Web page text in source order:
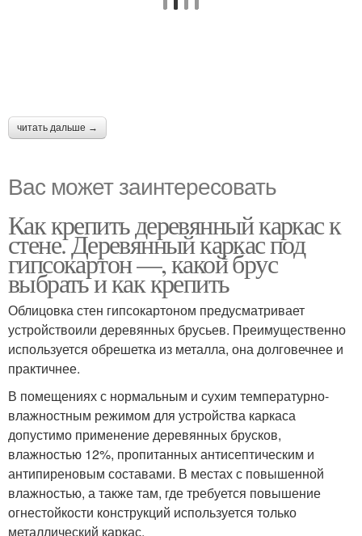
читать дальше →
Вас может заинтересовать
Как крепить деревянный каркас к
стене. Деревянный каркас под
гипсокартон —, какой брус
выбрать и как крепить
Облицовка стен гипсокартоном предусматривает
устройствоили деревянных брусьев. Преимущественно
используется обрешетка из металла, она долговечнее и
практичнее.
В помещениях с нормальным и сухим температурно-
влажностным режимом для устройства каркаса
допустимо применение деревянных брусков,
влажностью 12%, пропитанных антисептическим и
антипиреновым составами. В местах с повышенной
влажностью, а также там, где требуется повышение
огнестойкости конструкций используется только
металлический каркас.